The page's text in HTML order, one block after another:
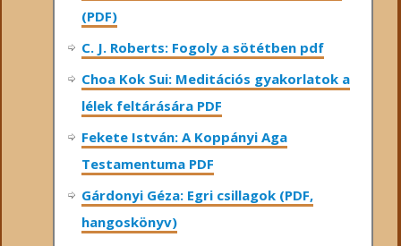
(PDF)
C. J. Roberts: Fogoly a sötétben pdf
Choa Kok Sui: Meditációs gyakorlatok a
lélek feltárására PDF
Fekete István: A Koppányi Aga
Testamentuma PDF
Gárdonyi Géza: Egri csillagok (PDF,
hangoskönyv)